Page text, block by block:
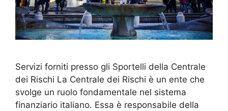
Servizi forniti presso gli Sportelli della Centrale
dei Rischi La Centrale dei Rischi è un ente che
svolge un ruolo fondamentale nel sistema
finanziario italiano. Essa è responsabile della